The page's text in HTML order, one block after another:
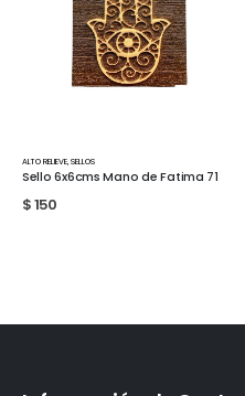
ALTO RELIEVE,SELLOS
Sello 6x6cms Sydney 90
$150